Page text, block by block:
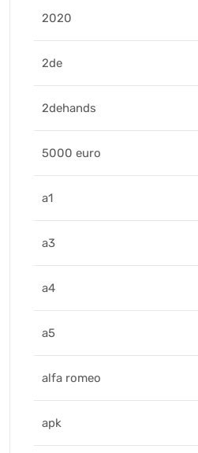
2020
2de
2dehands
5000 euro
a1
a3
a4
a5
alfa romeo
apk